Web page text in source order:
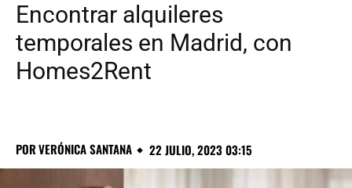
Encontrar alquileres
temporales en Madrid, con
Homes2Rent
PORVERÓNICA SANTANA 22 JULIO, 2023 03:15